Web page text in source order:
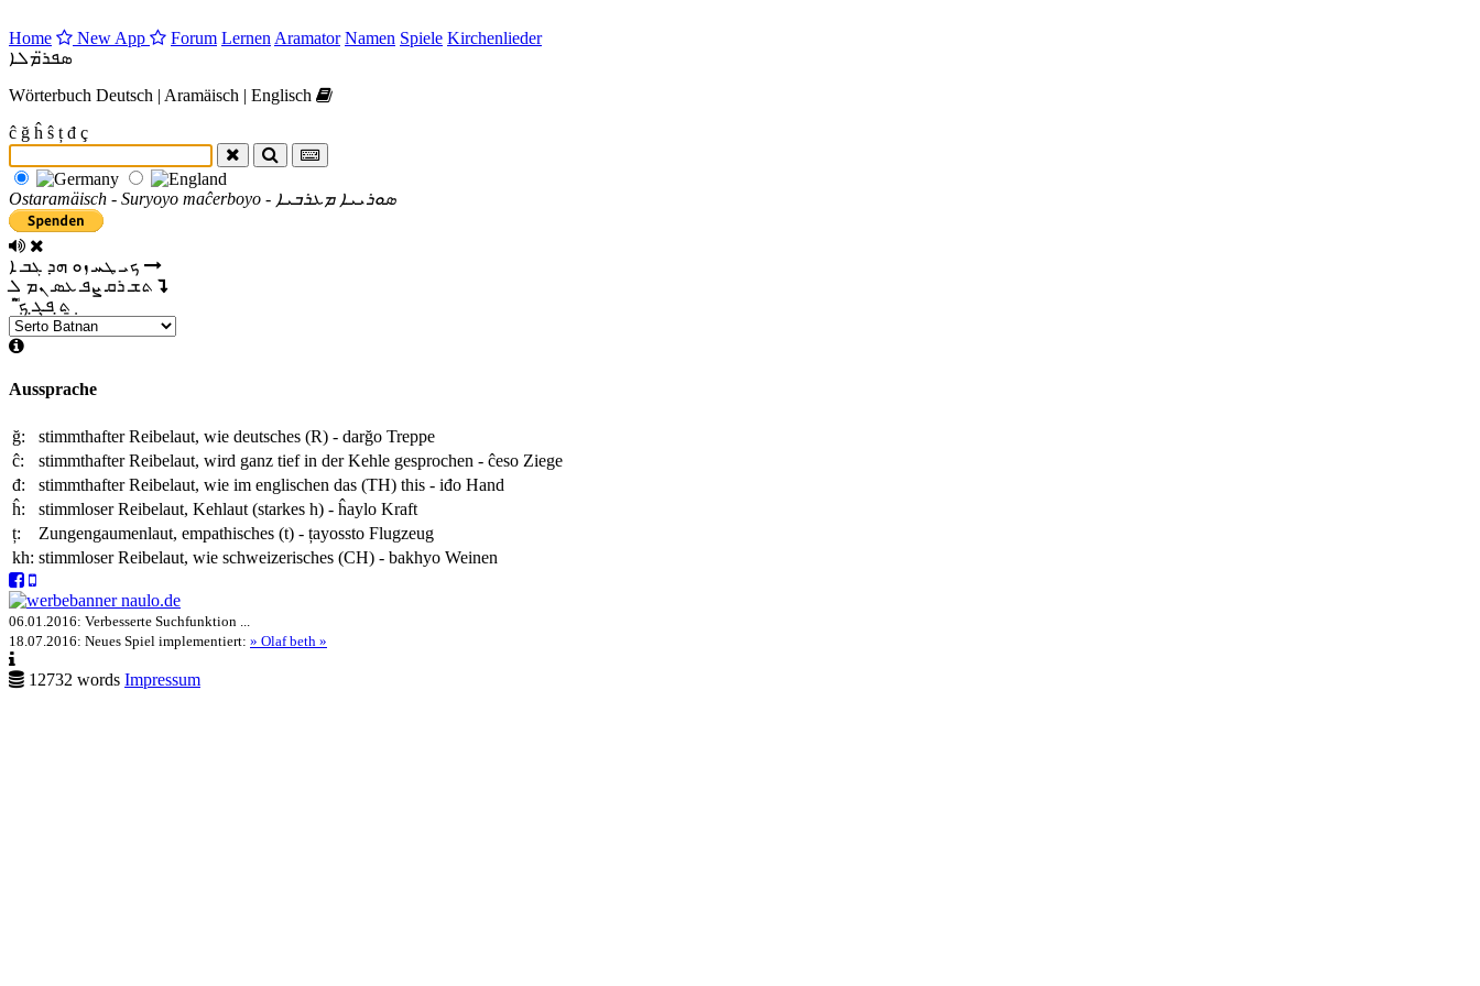
Home New App Forum Lernen Aramator Namen Spiele Kirchenlieder
ܣܦܪ̈ܡܠܐ
Wörterbuch Deutsch | Aramäisch | Englisch
ĉ ğ ĥ ŝ ț đ ç
Ostaramäisch - Suryoyo maĉerboyo - ܣܘܪܝܝܐ ܡܥܪܒܝܐ
ܟܝ ܛܚ ܙܘ ܗܕ ܓܒ ܐ
ܬܫ ܪܩ ܨܦ ܥܣ ܢܡ ܠ
ܬ̣ ܦ̣ܓ̣ ܟ݂
Aussprache
ğ: stimmthafter Reibelaut, wie deutsches (R) - darğo Treppe
ĉ:
stimmthafter Reibelaut, wird ganz tief in der Kehle gesprochen - ĉeso Ziege
đ:
stimmthafter Reibelaut, wie im englischen das (TH) this - iđo Hand
ĥ:
stimmloser Reibelaut, Kehlaut (starkes h) - ĥaylo Kraft
ț:
Zungengaumenlaut, empathisches (t) - țayossto Flugzeug
kh: stimmloser Reibelaut, wie schweizerisches (CH) - bakhyo Weinen
06.01.2016: Verbesserte Suchfunktion
18.07.2016: Neues Spiel implementiert: » Olaf beth »
12732 words Impressum